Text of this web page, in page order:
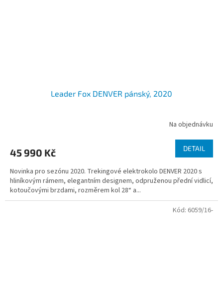
Leader Fox DENVER pánský, 2020
Na objednávku
45 990 Kč DETAIL
Novinka pro sezónu 2020. Trekingové elektrokolo DENVER 2020 s
hliníkovým rámem, elegantním designem, odpruženou přední vidlicí,
kotoučovými brzdami, rozměrem kol 28“ a...
Kód: 6059/16-